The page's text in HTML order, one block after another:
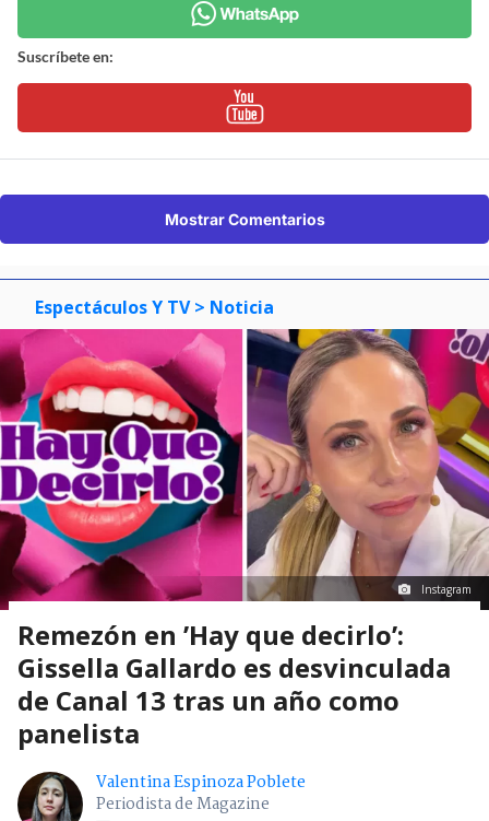
Suscríbete en:
Mostrar Comentarios
Espectáculos Y TV > Noticia
Instagram
Remezón en ’Hay que decirlo’:
Gissella Gallardo es desvinculada
de Canal 13 tras un año como
panelista
Valentina Espinoza Poblete
Periodista de Magazine